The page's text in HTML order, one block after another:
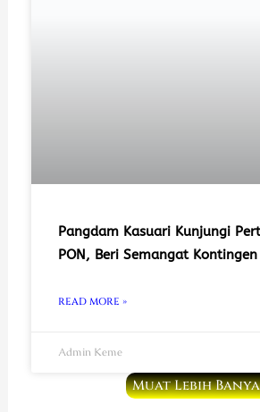
Pangdam Kasuari Kunjungi
PON, Beri Semangat
READ MORE »
Admin Keme
Muat Lebih